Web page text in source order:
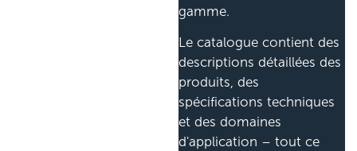
gamme.
Le catalogue contient des
descriptions détaillées des
produits, des
spécifications techniques
et des domaines
d'application – tout ce